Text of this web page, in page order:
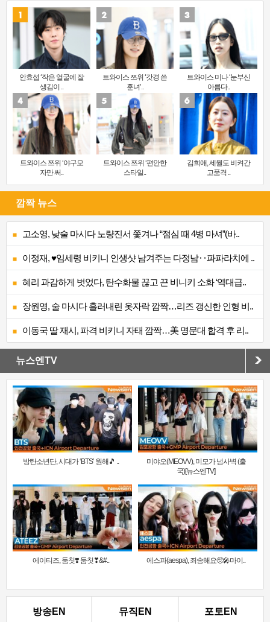
안효섭 ‘작은 얼굴에 잘
생김이 ..
트와이스 쯔위 ‘갓경 쓴
훈녀’..
트와이스 미나 ‘눈부신
아름다..
트와이스 쯔위 ‘야구모
자만 써..
트와이스 쯔위 ‘편안한
스타일..
김희애, 세월도 비켜간
고품격 ..
깜짝 뉴스
고소영, 낮술 마시다 노량진서 쫓겨나 “점심 때 4병 마셔”(바..
이정재, ♥임세령 비키니 인생샷 남겨주는 다정남‥파파라치에 ..
혜리 과감하게 벗었다, 탄수화물 끊고 끈 비니키 소화 ‘역대급..
장원영, 술 마시다 흘러내린 옷자락 깜짝…리즈 갱신한 인형 비..
이동국 딸 재시, 파격 비키니 자태 깜짝…美 명문대 합격 후 리..
뉴스엔TV
방탄소년단, 시대가 ‘BTS’ 원해🎵 ..
미야오(MEOVV), 미모가 넘사벽 (출
국)[뉴스엔TV]
에이티즈, 둠칫❣️ 둠칫❣&#.. 에스파(aespa), 죄송해요🥺🎤마이..
방송EN 뮤직EN 포토EN